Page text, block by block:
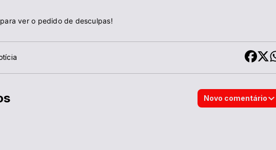
ver o pedido de desculpas!
Novo comentário